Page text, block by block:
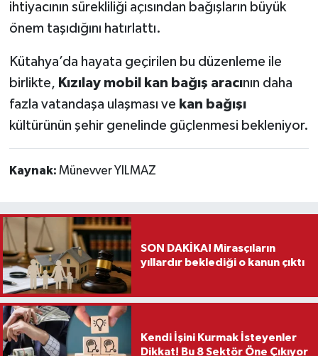
ihtiyacının sürekliliği açısından bağışların büyük
önem taşıdığını hatırlattı.
Kütahya’da hayata geçirilen bu düzenleme ile
birlikte, Kızılay mobil kan bağış aracının daha
fazla vatandaşa ulaşması ve kan bağışı
kültürünün şehir genelinde güçlenmesi bekleniyor.
Kaynak: Münevver YILMAZ
SON DAKİKA! Mirasçıların
yıllardır beklediği o kanun çıktı
Kendi İşini Kurmak İsteyenler
Dikkat! Bu 8 Sektör Öne Çıkıyor